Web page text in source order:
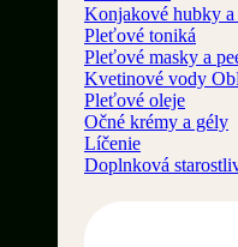
Konjakové hubky
Pleťové toniká
Pleťové masky a
Kvetinové vody
Pleťové oleje
Očné krémy a gély
Líčenie
Doplnková